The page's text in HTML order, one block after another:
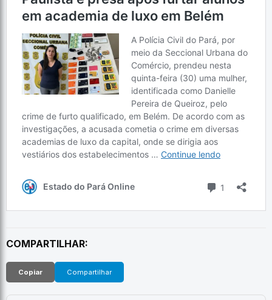
COMPARTILHAR:
Copiar Compartilhar